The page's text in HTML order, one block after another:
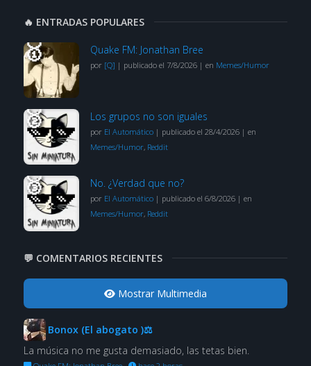
🔥 ENTRADAS POPULARES
Quake FM: Jonathan Bree
por [Q] | publicado el 7/8/2026| en Memes/Humor
Los grupos no son iguales
por El Automático| publicado el 28/4/2026| en
Memes/Humor, Reddit
No. ¿Verdad que no?
por El Automático| publicado el 6/8/2026| en
Memes/Humor, Reddit
💬 COMENTARIOS RECIENTES
Mostrar Multimedia
Bonox (El abogato )⚖
La música no me gusta demasiado, las tetas bien.